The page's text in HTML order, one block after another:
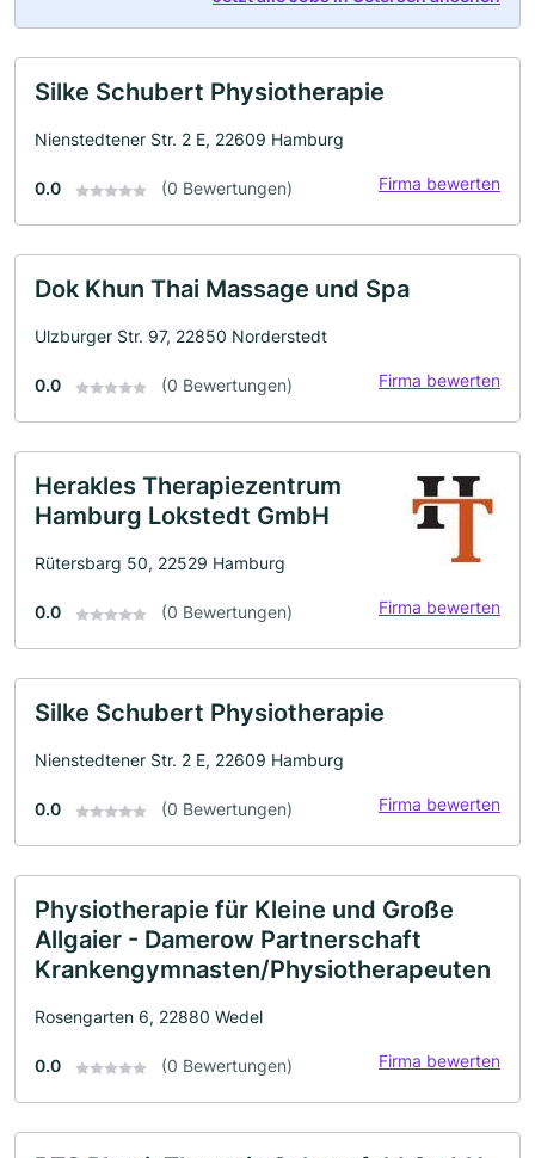
Silke Schubert Physiotherapie
Nienstedtener Str. 2 E, 22609 Hamburg
0.0 (0 Bewertungen) Firma bewerten
Dok Khun Thai Massage und Spa
Ulzburger Str. 97, 22850 Norderstedt
0.0 (0 Bewertungen) Firma bewerten
Herakles Therapiezentrum
Hamburg Lokstedt GmbH
Rütersbarg 50, 22529 Hamburg
0.0 (0 Bewertungen) Firma bewerten
Silke Schubert Physiotherapie
Nienstedtener Str. 2 E, 22609 Hamburg
0.0 (0 Bewertungen) Firma bewerten
Physiotherapie für Kleine und Große
Allgaier - Damerow Partnerschaft
Krankengymnasten/Physiotherapeuten
Rosengarten 6, 22880 Wedel
0.0 (0 Bewertungen) Firma bewerten